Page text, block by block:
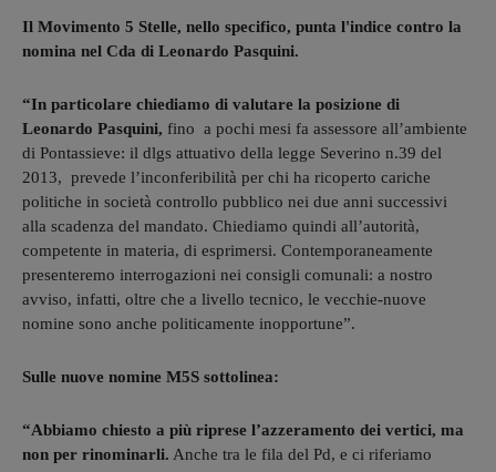
Il Movimento 5 Stelle, nello specifico, punta l'indice contro la
nomina nel Cda di Leonardo Pasquini.
“In particolare chiediamo di valutare la posizione di
Leonardo Pasquini, fino a pochi mesi fa assessore all’ambiente
di Pontassieve: il dlgs attuativo della legge Severino n.39 del
2013, prevede l’inconferibilità per chi ha ricoperto cariche
politiche in società controllo pubblico nei due anni successivi
alla scadenza del mandato. Chiediamo quindi all’autorità,
competente in materia, di esprimersi. Contemporaneamente
presenteremo interrogazioni nei consigli comunali: a nostro
avviso, infatti, oltre che a livello tecnico, le vecchie-nuove
nomine sono anche politicamente inopportune”.
Sulle nuove nomine M5S sottolinea:
“Abbiamo chiesto a più riprese l’azzeramento dei vertici, ma
non per rinominarli. Anche tra le fila del Pd, e ci riferiamo